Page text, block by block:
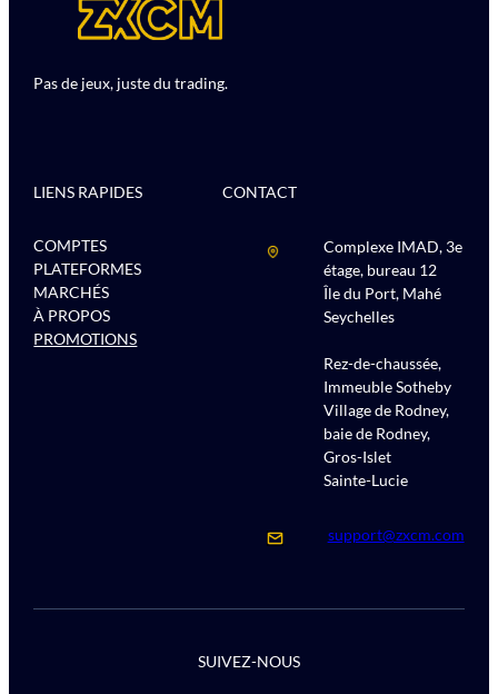
Pas de jeux, juste du trading.
LIENS RAPIDES
COMPTES
PLATEFORMES
MARCHÉS
À PROPOS
PROMOTIONS
CONTACT
Complexe IMAD, 3e
étage, bureau 12
Île du Port, Mahé
Seychelles
Rez-de-chaussée,
Immeuble Sotheby
Village de Rodney,
baie de Rodney,
Gros-Islet
Sainte-Lucie
support@zxcm.com
SUIVEZ-NOUS